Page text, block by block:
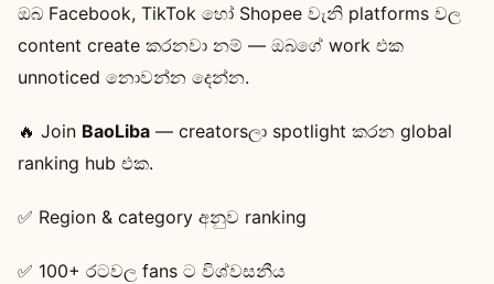
ඔබ Facebook, TikTok හෝ Shopee වැනි platforms වල
content create කරනවා නම් — ඔබගේ work එක
unnoticed නොවන්න දෙන්න.
🔥 Join BaoLiba — creatorsලා spotlight කරන global
ranking hub එක.
✅ Region & category අනුව ranking
✅ 100+ රටවල fans ට විශ්වසනීය